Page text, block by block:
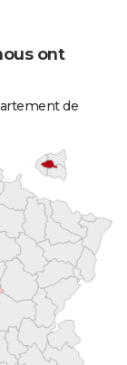
ont
de